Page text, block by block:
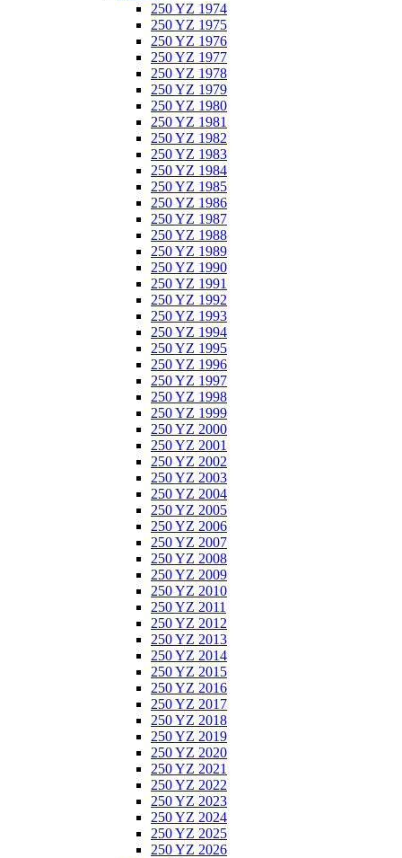
250 YZ 1974
250 YZ 1975
250 YZ 1976
250 YZ 1977
250 YZ 1978
250 YZ 1979
250 YZ 1980
250 YZ 1981
250 YZ 1982
250 YZ 1983
250 YZ 1984
250 YZ 1985
250 YZ 1986
250 YZ 1987
250 YZ 1988
250 YZ 1989
250 YZ 1990
250 YZ 1991
250 YZ 1992
250 YZ 1993
250 YZ 1994
250 YZ 1995
250 YZ 1996
250 YZ 1997
250 YZ 1998
250 YZ 1999
250 YZ 2000
250 YZ 2001
250 YZ 2002
250 YZ 2003
250 YZ 2004
250 YZ 2005
250 YZ 2006
250 YZ 2007
250 YZ 2008
250 YZ 2009
250 YZ 2010
250 YZ 2011
250 YZ 2012
250 YZ 2013
250 YZ 2014
250 YZ 2015
250 YZ 2016
250 YZ 2017
250 YZ 2018
250 YZ 2019
250 YZ 2020
250 YZ 2021
250 YZ 2022
250 YZ 2023
250 YZ 2024
250 YZ 2025
250 YZ 2026